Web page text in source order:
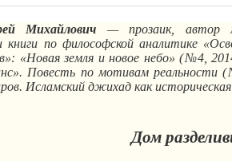
Михайлович
— прозаик, автор
книги по философской аналитике
«Новая земля и новое небо» (№4,
Повесть по мотивам
Исламский джихад как
Дом